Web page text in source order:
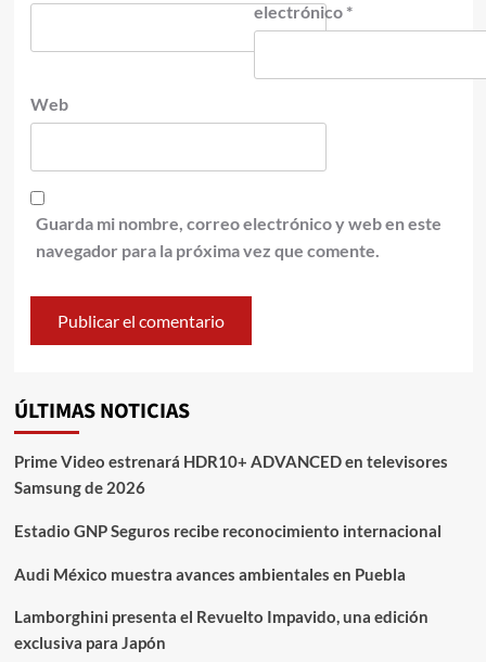
electrónico *
Web
Guarda mi nombre, correo electrónico y web en este
navegador para la próxima vez que comente.
ÚLTIMAS NOTICIAS
Prime Video estrenará HDR10+ ADVANCED en televisores
Samsung de 2026
Estadio GNP Seguros recibe reconocimiento internacional
Audi México muestra avances ambientales en Puebla
Lamborghini presenta el Revuelto Impavido, una edición
exclusiva para Japón